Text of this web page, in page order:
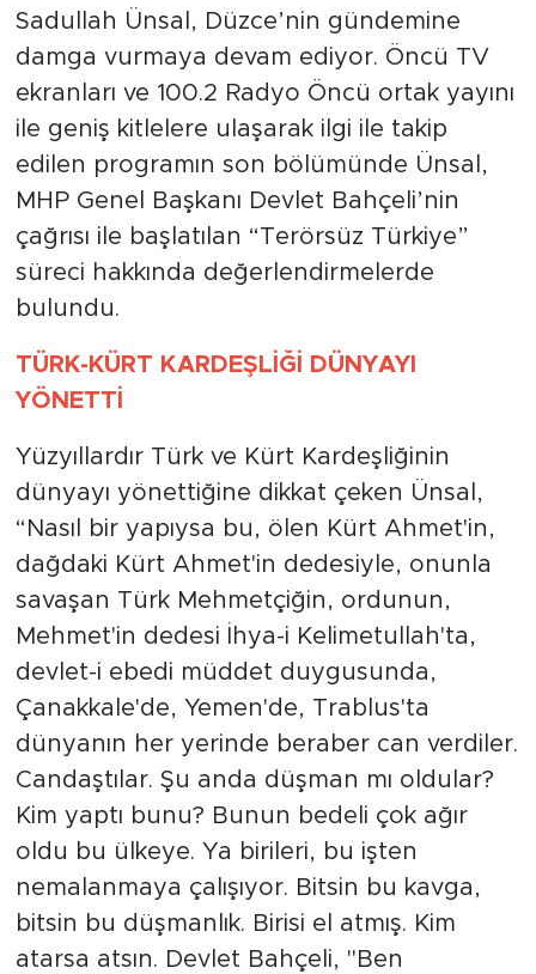
Sadullah Ünsal, Düzce’nin gündemine
damga vurmaya devam ediyor. Öncü TV
ekranları ve 100.2 Radyo Öncü ortak yayını
ile geniş kitlelere ulaşarak ilgi ile takip
edilen programın son bölümünde Ünsal,
MHP Genel Başkanı Devlet Bahçeli’nin
çağrısı ile başlatılan “Terörsüz Türkiye”
süreci hakkında değerlendirmelerde
bulundu.
TÜRK-KÜRT KARDEŞLİĞİ DÜNYAYI
YÖNETTİ
Yüzyıllardır Türk ve Kürt Kardeşliğinin
dünyayı yönettiğine dikkat çeken Ünsal,
“Nasıl bir yapıysa bu, ölen Kürt Ahmet'in,
dağdaki Kürt Ahmet'in dedesiyle, onunla
savaşan Türk Mehmetçiğin, ordunun,
Mehmet'in dedesi İhya-i Kelimetullah'ta,
devlet-i ebedi müddet duygusunda,
Çanakkale'de, Yemen'de, Trablus'ta
dünyanın her yerinde beraber can verdiler.
Candaştılar. Şu anda düşman mı oldular?
Kim yaptı bunu? Bunun bedeli çok ağır
oldu bu ülkeye. Ya birileri, bu işten
nemalanmaya çalışıyor. Bitsin bu kavga,
bitsin bu düşmanlık. Birisi el atmış. Kim
atarsa atsın. Devlet Bahçeli, "Ben